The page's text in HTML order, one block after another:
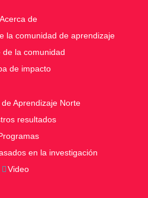
Acerca de
la comunidad de aprendizaje
de la comunidad
de impacto
Aprendizaje Norte
resultados
en la investigación
Video